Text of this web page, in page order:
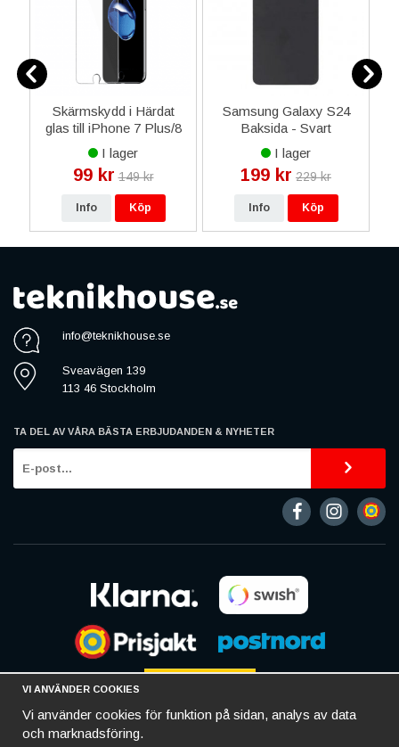
Skärmskydd i Härdat
glas till iPhone 7 Plus/8
Plus
I lager
99 kr 149 kr
Info Köp
Samsung Galaxy S24
Baksida - Svart
I lager
199 kr 229 kr
Info Köp
info@teknikhouse.se
Sveavägen 139
113 46 Stockholm
TA DEL AV VÅRA BÄSTA ERBJUDANDEN & NYHETER
VI ANVÄNDER COOKIES
Vi använder cookies för funktion på sidan, analys av data
och marknadsföring.